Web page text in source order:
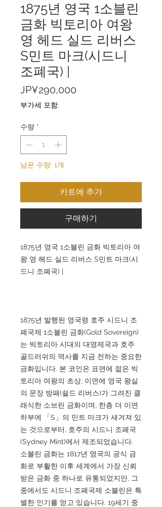
1875년 영국 1소블린
금화 빅토리아 여왕
영 헤드 실드 리버스
S민트 마크(시드니
조폐국) |
JP¥290,000
부가세 포함:
수량 *
남은 수량: 1개
카트에 추가
구매하기
1875년 영국 1소블린 금화 빅토리아 여
왕 영 헤드 실드 리버스 S민트 마크(시
드니 조폐국) |
1875년 발행된 영국령 호주 시드니 조
폐국제 1소블린 금화(Gold Sovereign)
는 빅토리아 시대의 대영제국과 호주
골드러쉬의 역사를 지금 전하는 중요한
금화입니다. 본 코인은 표면에 젊은 빅
토리아 여왕의 초상, 이면에 영국 왕실
의 문장 방패(쉴드 리버스)가 그려진 클
래식한 소브린 금화이며, 한층 더 이면
하부에 「S」의 민트 마크가 새겨져 있
는 것으로부터, 호주의 시드니 조폐국
(Sydney Mint)에서 제조되었습니다.
소블린 금화는 1817년 영국의 공식 금
화로 부활한 이후 세계에서 가장 신뢰
받은 금화 중 하나로 유통되었지만, 그
중에서도 시드니 조폐국제 소블린은 특
별한 인기를 얻고 있습니다. 19세기 중